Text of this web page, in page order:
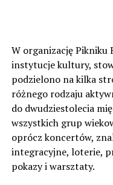
W organizację Pikniku
instytucje kultury,
podzielono na kilka
różnego rodzaju
do dwudziestolecia
wszystkich grup
oprócz koncertów,
integracyjne, loterie,
pokazy i warsztaty.